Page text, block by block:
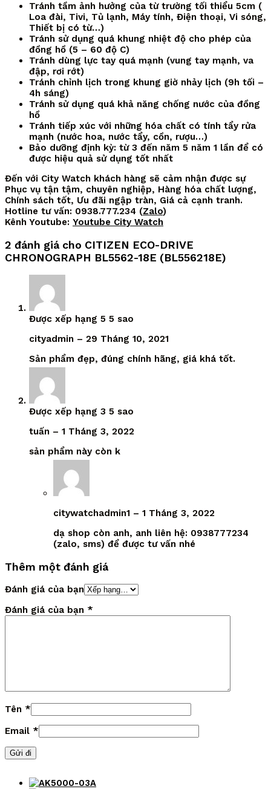
Tránh tầm ảnh hưởng của từ trường tối thiểu 5cm (
Loa đài, Tivi, Tủ lạnh, Máy tính, Điện thoại, Vi sóng,
Thiết bị có từ…)
Tránh sử dụng quá khung nhiệt độ cho phép của
đồng hồ (5 – 60 độ C)
Tránh dùng lực tay quá mạnh (vung tay mạnh, va
đập, rơi rớt)
Tránh chỉnh lịch trong khung giờ nhảy lịch (9h tối –
4h sáng)
Tránh sử dụng quá khả năng chống nước của đồng
hồ
Tránh tiếp xúc với những hóa chất có tính tẩy rửa
mạnh (nước hoa, nước tẩy, cồn, rượu…)
Bảo dưỡng định kỳ: từ 3 đến năm 5 năm 1 lần để có
được hiệu quả sử dụng tốt nhất
Đến với City Watch khách hàng sẽ cảm nhận được sự
Phục vụ tận tậm, chuyên nghiệp, Hàng hóa chất lượng,
Chính sách tốt, Ưu đãi ngập tràn, Giá cả cạnh tranh.
Hotline tư vấn: 0938.777.234 (Zalo)
Kênh Youtube: Youtube City Watch
2 đánh giá cho CITIZEN ECO-DRIVE
CHRONOGRAPH BL5562-18E (BL556218E)
Được xếp hạng 5 5 sao
cityadmin – 29 Tháng 10, 2021
Sản phẩm đẹp, đúng chính hãng, giá khá tốt.
Được xếp hạng 3 5 sao
tuấn – 1 Tháng 3, 2022
sản phẩm này còn k
citywatchadmin1 – 1 Tháng 3, 2022
dạ shop còn anh, anh liên hệ: 0938777234
(zalo, sms) để được tư vấn nhé
Thêm một đánh giá
Đánh giá của bạn
Đánh giá của bạn *
Tên *
Email *